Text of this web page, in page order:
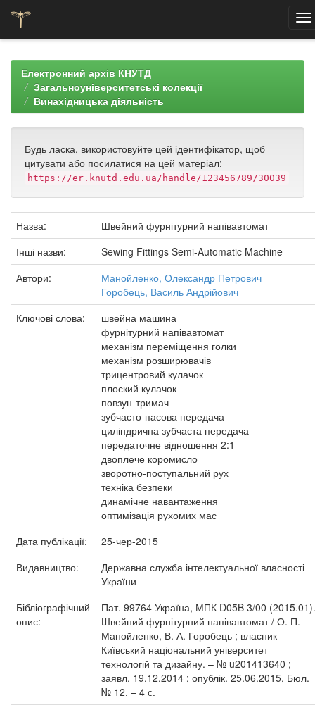
navigationЕлектронний архів КНУТД
Загальноуніверситетські колекції
Винахідницька діяльність
Будь ласка, використовуйте цей ідентифікатор, щоб
цитувати або посилатися на цей матеріал:
https://er.knutd.edu.ua/handle/123456789/30039
Назва:
Швейний фурнітурний напівавтомат
Інші назви:
Sewing Fittings Semi-Automatic Machine
Автори:
Манойленко, Олександр Петрович
Горобець, Василь Андрійович
Ключові слова:
швейна машина
фурнітурний напівавтомат
механізм переміщення голки
механізм розширювачів
трицентровий кулачок
плоский кулачок
повзун-тримач
зубчасто-пасова передача
циліндрична зубчаста передача
передаточне відношення 2:1
двоплече коромисло
зворотно-поступальний рух
техніка безпеки
динамічне навантаження
оптимізація рухомих мас
Дата публікації:
25-чер-2015
Видавництво:
Державна служба інтелектуальної власності
України
Бібліографічний
опис:
Пат. 99764 Україна, МПК D05B 3/00 (2015.01).
Швейний фурнітурний напівавтомат / О. П.
Манойленко, В. А. Горобець ; власник
Київський національний університет
технологій та дизайну. – № u201413640 ;
заявл. 19.12.2014 ; опублік. 25.06.2015, Бюл.
№ 12. – 4 с.